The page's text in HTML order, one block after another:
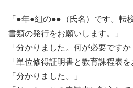
「●年●組の●●（氏名）です。転
書類の発行をお願いします。」
「分かりました。何が必要ですか
「単位修得証明書と教育課程表を
「分かりました。」